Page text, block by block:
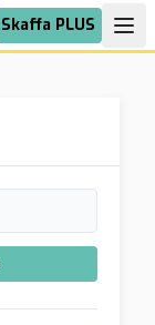
Skaffa PLUS